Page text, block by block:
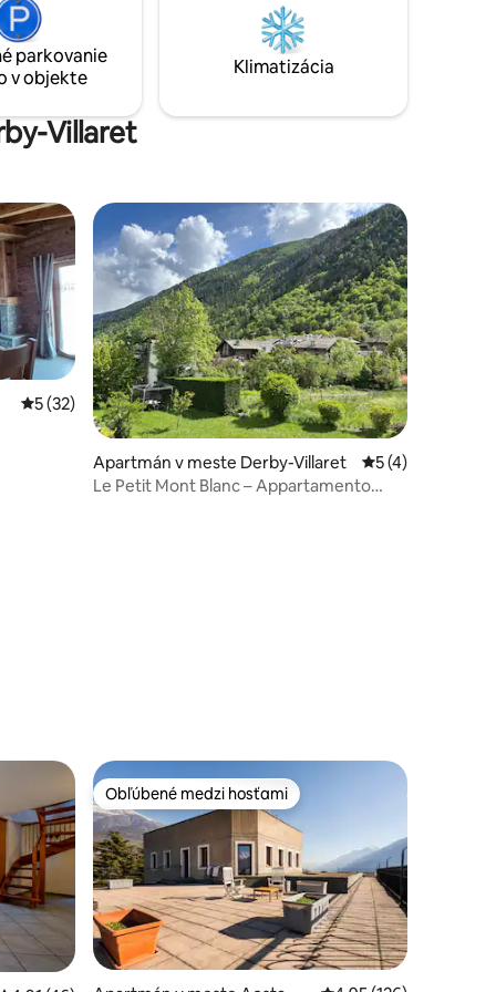
1600
čistá.
snežniciach alebo na lyžiach.
parkovanie
v objekte
Klimatizácia
Villaret
93
Priemerné ohodnotenie 5 z 5, počet hodnotení: 32
5 (32)
Apartmán v meste Derby-Villaret
Priemerné
5 (4)
Le Petit Mont Blanc – Appartamento
Obľúbené medzi hosťami
Obľúbené medzi hosťami